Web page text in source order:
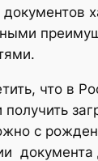
что в
с